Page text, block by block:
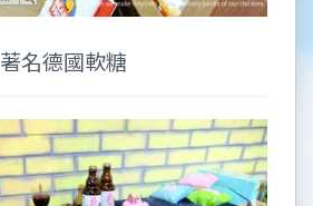
著名德國軟糖